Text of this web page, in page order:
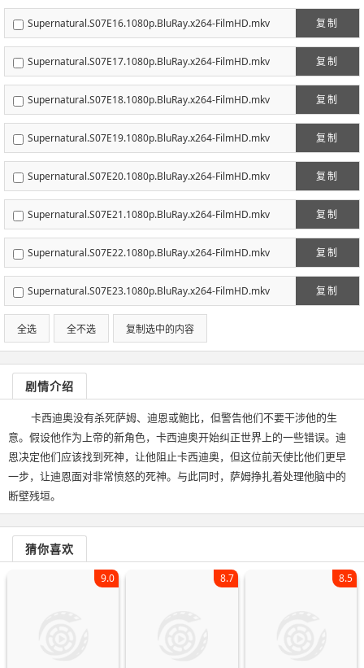
复制
Supernatural.S07E16.1080p.BluRay.x264-FilmHD.mkv
复制
Supernatural.S07E17.1080p.BluRay.x264-FilmHD.mkv
复制
Supernatural.S07E18.1080p.BluRay.x264-FilmHD.mkv
复制
Supernatural.S07E19.1080p.BluRay.x264-FilmHD.mkv
复制
Supernatural.S07E20.1080p.BluRay.x264-FilmHD.mkv
复制
Supernatural.S07E21.1080p.BluRay.x264-FilmHD.mkv
复制
Supernatural.S07E22.1080p.BluRay.x264-FilmHD.mkv
复制
Supernatural.S07E23.1080p.BluRay.x264-FilmHD.mkv
全选 全不选 复制选中的内容
剧情介绍
卡西迪奥没有杀死萨姆、迪恩或鲍比，但警告他们不要干涉他的生
意。假设他作为上帝的新角色，卡西迪奥开始纠正世界上的一些错误。迪
恩决定他们应该找到死神，让他阻止卡西迪奥，但这位前天使比他们更早
一步，让迪恩面对非常愤怒的死神。与此同时，萨姆挣扎着处理他脑中的
断壁残垣。
猜你喜欢
9.0 8.7 8.5